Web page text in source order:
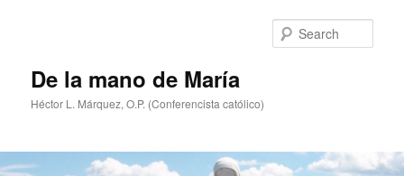
De la mano de María
Héctor L. Márquez, O.P. (Conferencista católico)